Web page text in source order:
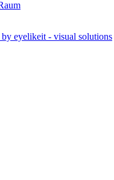
by eyelikeit - visual solutions